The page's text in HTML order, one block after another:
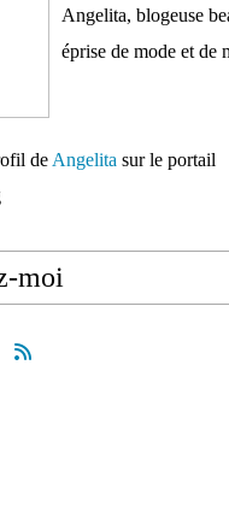
Angelita, blogeuse
éprise de mode et de
de Angelita sur le portail
moi